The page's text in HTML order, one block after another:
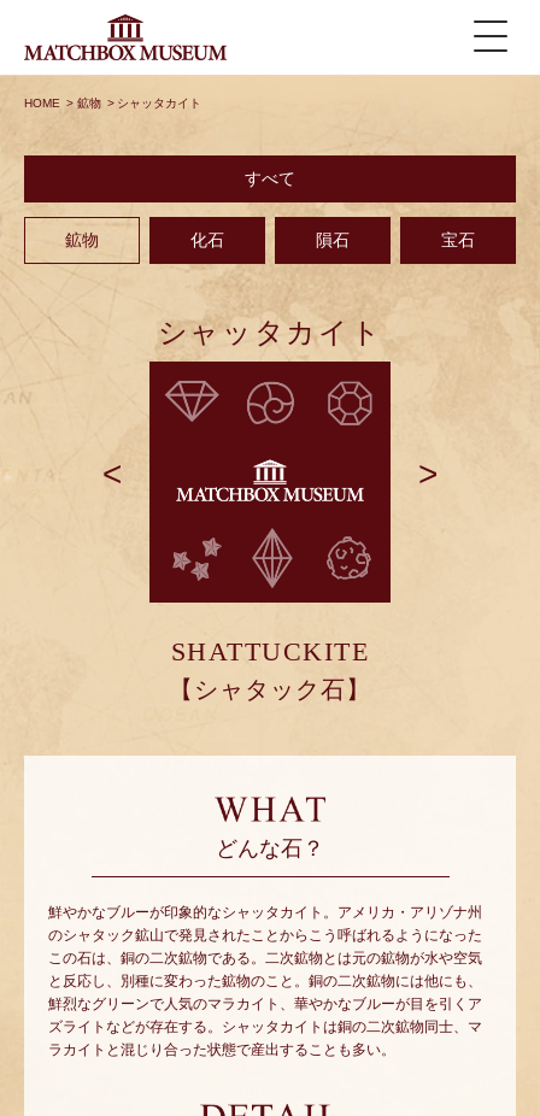
HOME > 鉱物 > シャッタカイト
すべて
鉱物 化石 隕石 宝石
<
シャッタカイト
>
SHATTUCKITE
【シャタック石】
どんな石？
鮮やかなブルーが印象的なシャッタカイト。アメリカ・アリゾナ州
のシャタック鉱山で発見されたことからこう呼ばれるようになった
この石は、銅の二次鉱物である。二次鉱物とは元の鉱物が水や空気
と反応し、別種に変わった鉱物のこと。銅の二次鉱物には他にも、
鮮烈なグリーンで人気のマラカイト、華やかなブルーが目を引くア
ズライトなどが存在する。シャッタカイトは銅の二次鉱物同士、マ
ラカイトと混じり合った状態で産出することも多い。